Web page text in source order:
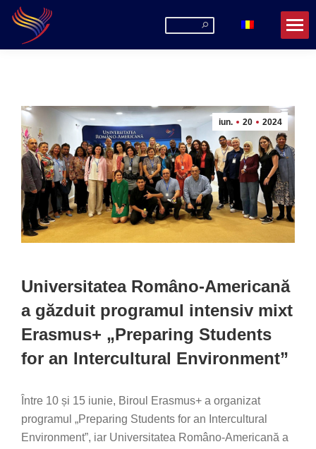
Search:
iun. 20 2024
Universitatea Româno-Americană
a găzduit programul intensiv mixt
Erasmus+ „Preparing Students
for an Intercultural Environment”
Între 10 și 15 iunie, Biroul Erasmus+ a organizat
programul „Preparing Students for an Intercultural
Environment”, iar Universitatea Româno-Americană a